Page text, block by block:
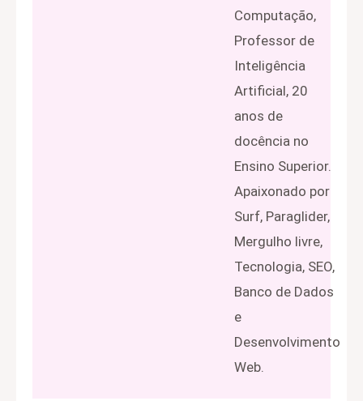
Computação,
Professor de
Inteligência
Artificial, 20
anos de
docência no
Ensino Superior.
Apaixonado por
Surf, Paraglider,
Mergulho livre,
Tecnologia, SEO,
Banco de Dados
e
Desenvolvimento
Web.